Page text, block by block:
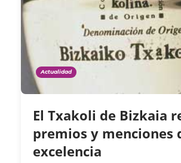
Actualidad
El Txakoli de Bizkaia
premios y menciones
excelencia